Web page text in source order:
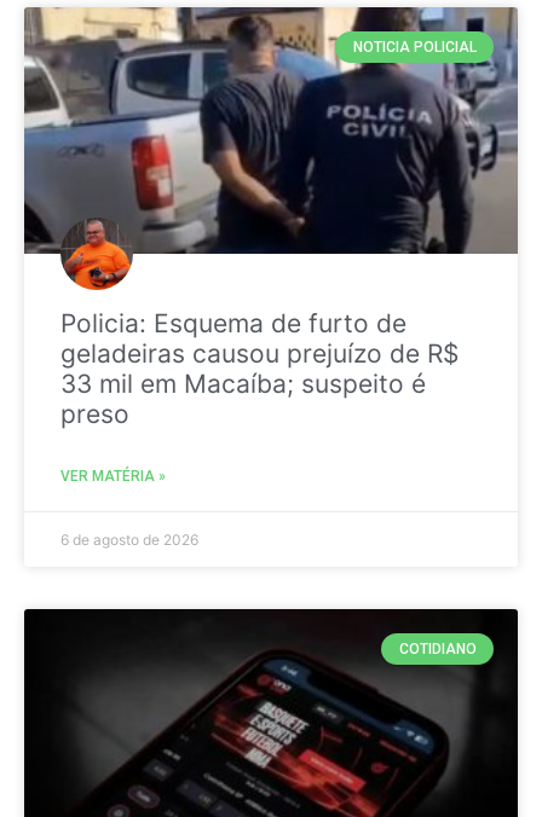
NOTICIA POLICIAL
Policia: Esquema de furto de
geladeiras causou prejuízo de R$
33 mil em Macaíba; suspeito é
preso
VER MATÉRIA »
6 de agosto de 2026
COTIDIANO